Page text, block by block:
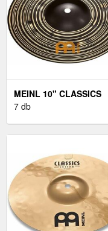
MEINL 10" CLASSICS
CUSTOM DARK SPLASH
7 db